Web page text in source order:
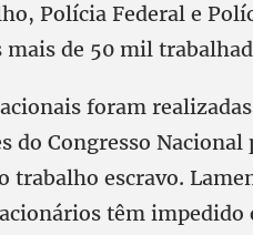
Polícia Federal e
mais de 50 mil
foram
do Congresso
trabalho escravo.
têm impedido